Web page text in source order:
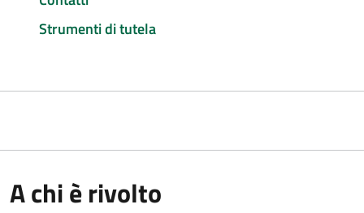
Strumenti di tutela
A chi è rivolto